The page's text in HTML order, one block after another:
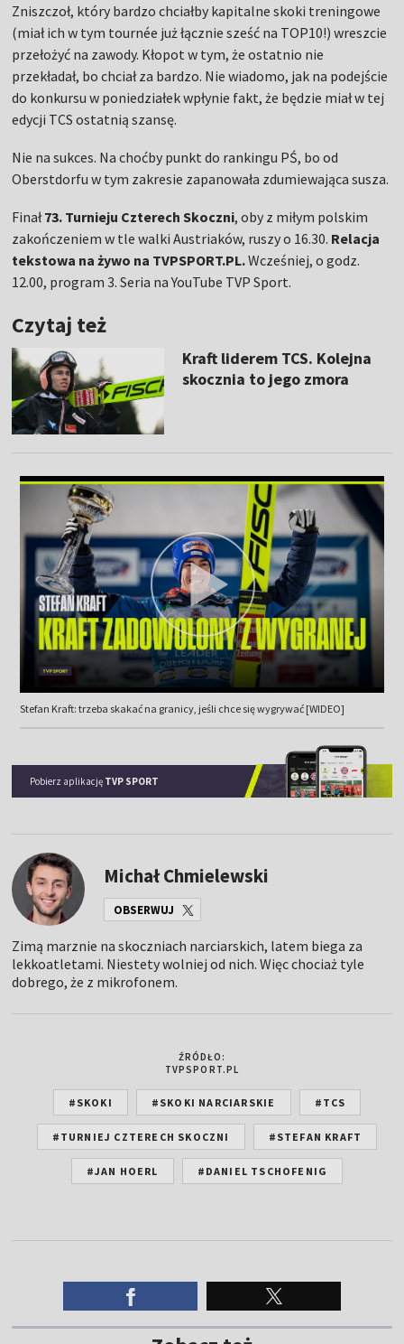
Zniszczoł, który bardzo chciałby kapitalne skoki treningowe
(miał ich w tym tournée już łącznie sześć na TOP10!) wreszcie
przełożyć na zawody. Kłopot w tym, że ostatnio nie
przekładał, bo chciał za bardzo. Nie wiadomo, jak na podejście
do konkursu w poniedziałek wpłynie fakt, że będzie miał w tej
edycji TCS ostatnią szansę.
Nie na sukces. Na choćby punkt do rankingu PŚ, bo od
Oberstdorfu w tym zakresie zapanowała zdumiewająca susza.
Finał73. Turnieju Czterech Skoczni, oby z miłym polskim
zakończeniem w tle walki Austriaków, ruszy o 16.30. Relacja
tekstowa na żywo na TVPSPORT.PL.Wcześniej, o godz.
12.00, program 3. Seria na YouTube TVP Sport.
Czytaj też
Kraft liderem TCS. Kolejna
skocznia to jego zmora
Stefan Kraft: trzeba skakać na granicy, jeśli chce się wygrywać [WIDEO]
Pobierz aplikację TVP SPORT
Michał Chmielewski
OBSERWUJ
Zimą marznie na skoczniach narciarskich, latem biega za
lekkoatletami. Niestety wolniej od nich. Więc chociaż tyle
dobrego, że z mikrofonem.
ŹRÓDŁO:
TVPSPORT.PL
#SKOKI #SKOKI NARCIARSKIE #TCS
#TURNIEJ CZTERECH SKOCZNI #STEFAN KRAFT
#JAN HOERL #DANIEL TSCHOFENIG